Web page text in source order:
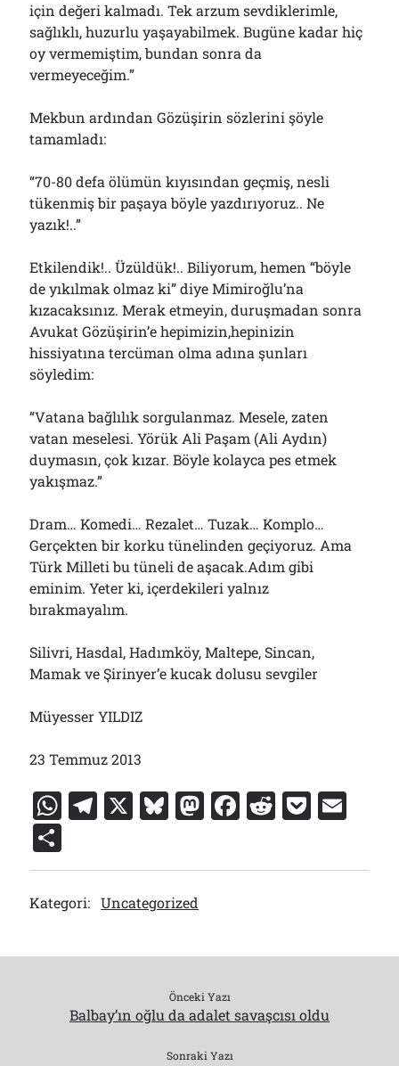
için değeri kalmadı. Tek arzum sevdiklerimle,
sağlıklı, huzurlu yaşayabilmek. Bugüne kadar hiç
oy vermemiştim, bundan sonra da
vermeyeceğim.”
Mekbun ardından Gözüşirin sözlerini şöyle
tamamladı:
“70-80 defa ölümün kıyısından geçmiş, nesli
tükenmiş bir paşaya böyle yazdırıyoruz.. Ne
yazık!..”
Etkilendik!.. Üzüldük!.. Biliyorum, hemen “böyle
de yıkılmak olmaz ki” diye Mimiroğlu’na
kızacaksınız. Merak etmeyin, duruşmadan sonra
Avukat Gözüşirin’e hepimizin,hepinizin
hissiyatına tercüman olma adına şunları
söyledim:
“Vatana bağlılık sorgulanmaz. Mesele, zaten
vatan meselesi. Yörük Ali Paşam (Ali Aydın)
duymasın, çok kızar. Böyle kolayca pes etmek
yakışmaz.”
Dram… Komedi… Rezalet… Tuzak… Komplo…
Gerçekten bir korku tünelinden geçiyoruz. Ama
Türk Milleti bu tüneli de aşacak.Adım gibi
eminim. Yeter ki, içerdekileri yalnız
bırakmayalım.
Silivri, Hasdal, Hadımköy, Maltepe, Sincan,
Mamak ve Şirinyer’e kucak dolusu sevgiler
Müyesser YILDIZ
23 Temmuz 2013
W
at
s
A
p
T
e
gr
a
m
X Bl
e
s
k
y
M
st
o
F
c
o
k
R
d
P
c ai
h
ar
e
Kategori: Uncategorized
Önceki Yazı
Balbay’ın oğlu da adalet savaşcısı oldu
Sonraki Yazı